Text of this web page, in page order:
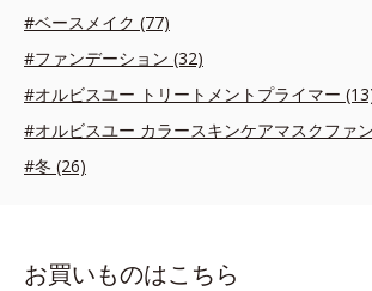
#ベースメイク (77)
#ファンデーション (32)
#オルビスユー トリートメントプライマー
#オルビスユー カラースキンケアマスクファ
#冬 (26)
お買いものはこちら